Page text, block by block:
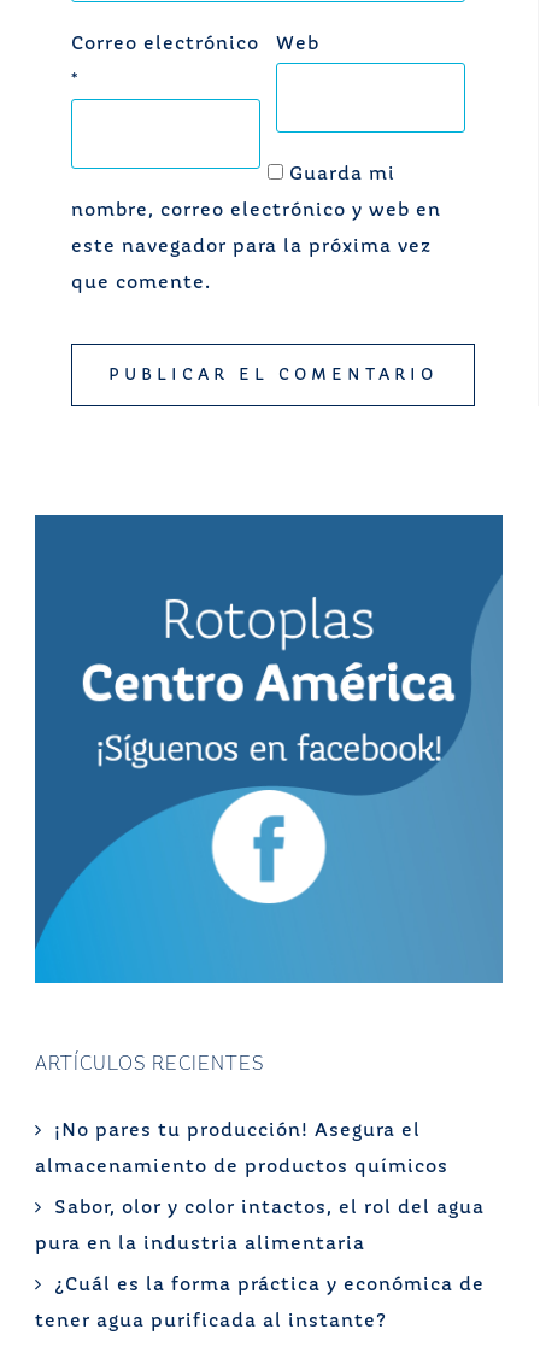
Correo electrónico
*
Web
Guarda mi
nombre, correo electrónico y web en
este navegador para la próxima vez
que comente.
ARTÍCULOS RECIENTES
¡No pares tu producción! Asegura el
almacenamiento de productos químicos
Sabor, olor y color intactos, el rol del agua
pura en la industria alimentaria
¿Cuál es la forma práctica y económica de
tener agua purificada al instante?